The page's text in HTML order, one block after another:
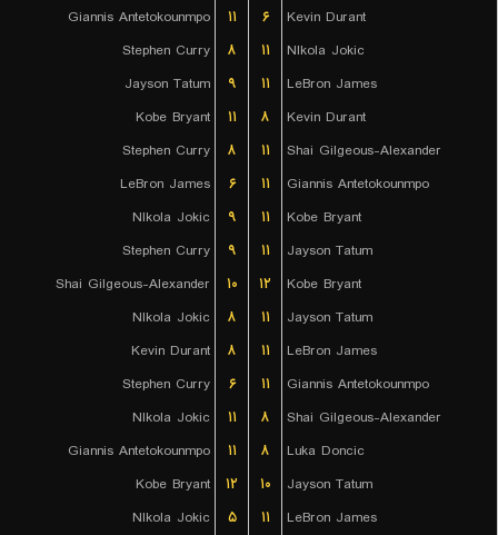
Giannis Antetokounmpo
۱۱ ۶
Kevin Durant
Stephen Curry
۸ ۱۱
NIkola Jokic
Jayson Tatum
۹ ۱۱
LeBron James
Kobe Bryant
۱۱ ۸
Kevin Durant
Stephen Curry
۸ ۱۱
Shai Gilgeous-Alexander
LeBron James
۶ ۱۱
Giannis Antetokounmpo
NIkola Jokic
۹ ۱۱
Kobe Bryant
Stephen Curry
۹ ۱۱
Jayson Tatum
Shai Gilgeous-Alexander
۱۰ ۱۲
Kobe Bryant
NIkola Jokic
۸ ۱۱
Jayson Tatum
Kevin Durant
۸ ۱۱
LeBron James
Stephen Curry
۶ ۱۱
Giannis Antetokounmpo
NIkola Jokic
۱۱ ۸
Shai Gilgeous-Alexander
Giannis Antetokounmpo
۱۱ ۸
Luka Doncic
Kobe Bryant
۱۲ ۱۰
Jayson Tatum
NIkola Jokic
۵ ۱۱ LeBron James